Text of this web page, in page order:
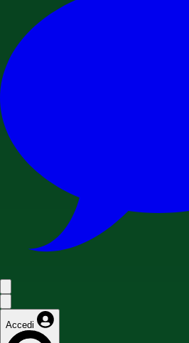
Accedi